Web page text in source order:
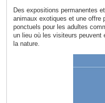
Des expositions permanentes
animaux exotiques et une offre
ponctuels pour les adultes
un lieu où les visiteurs peuvent
la nature.